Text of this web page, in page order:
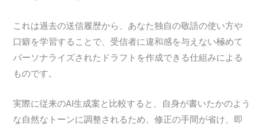
これは過去の送信履歴から、あなた独自の敬語の使い方や
口癖を学習することで、受信者に違和感を与えない極めて
パーソナライズされたドラフトを作成できる仕組みによる
ものです。
実際に従来のAI生成案と比較すると、自身が書いたかのよう
な自然なトーンに調整されるため、修正の手間が省け、即